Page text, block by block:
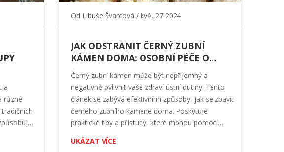
a
různé
jaké
Od Libuše Švarcová / kvě, 27 2024
JAK ODSTRANIT ČERNÝ ZUBNÍ
KÁMEN DOMA: OSOBNÍ PÉČE O
ZUBY
Černý zubní kámen může být nepříjemný a
negativně ovlivnit vaše zdraví ústní dutiny. Tento
článek se zabývá efektivními způsoby, jak se zbavit
černého zubního kamene doma. Poskytuje
praktické tipy a přístupy, které mohou pomoci
udržet vaše zuby čisté a zdravé bez potřeby
návštěvy zubaře.
UKÁZAT VÍCE